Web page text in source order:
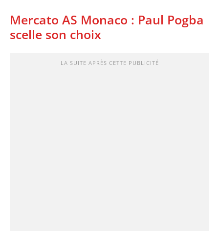
Mercato AS Monaco : Paul Pogba
scelle son choix
LA SUITE APRÈS CETTE PUBLICITÉ